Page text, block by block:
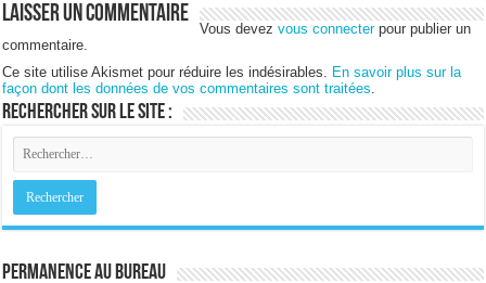
Laisser un commentaire
Vous devezvous connecterpour publier un
commentaire.
Ce site utilise Akismet pour réduire les indésirables.
En savoir plus sur la
façon dont les données de vos commentaires sont traitées
Rechercher sur le site :
Permanence au bureau